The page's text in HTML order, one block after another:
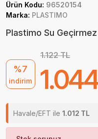
Ürün Kodu: 96520154
Marka: PLASTIMO
Plastimo Su
%7
indirim
1.122 TL
Havale/EFT ile 1.012 TL